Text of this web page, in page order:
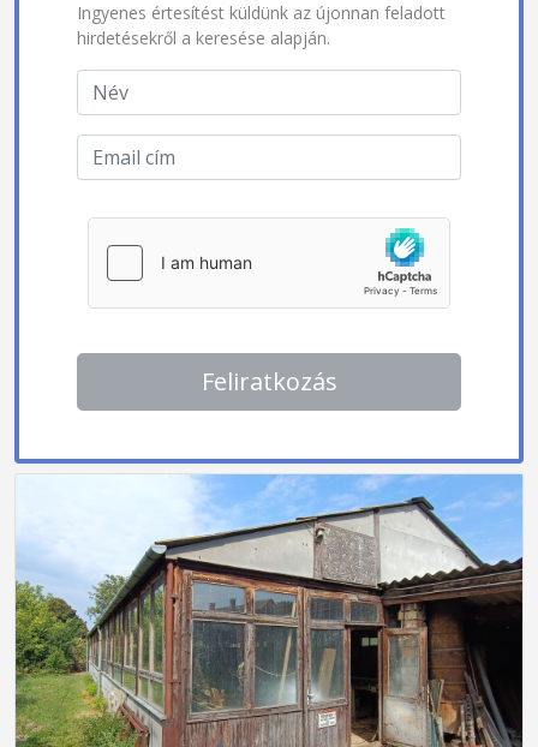
Ingyenes értesítést küldünk az újonnan feladott
hirdetésekről a keresése alapján.
Feliratkozás